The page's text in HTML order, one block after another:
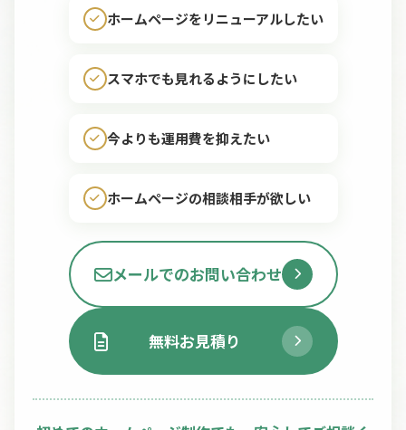
ホームページをリニューアルしたい
スマホでも見れるようにしたい
今よりも運用費を抑えたい
ホームページの相談相手が欲しい
メールでのお問い合わせ
無料お見積り